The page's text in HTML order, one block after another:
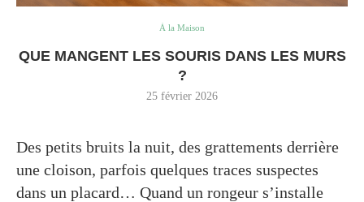
À la Maison
QUE MANGENT LES SOURIS DANS LES MURS
?
25 février 2026
Des petits bruits la nuit, des grattements derrière
une cloison, parfois quelques traces suspectes
dans un placard… Quand un rongeur s’installe